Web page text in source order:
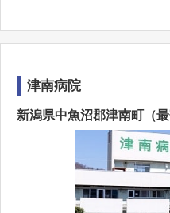
津南病院
新潟県中魚沼郡津南町（